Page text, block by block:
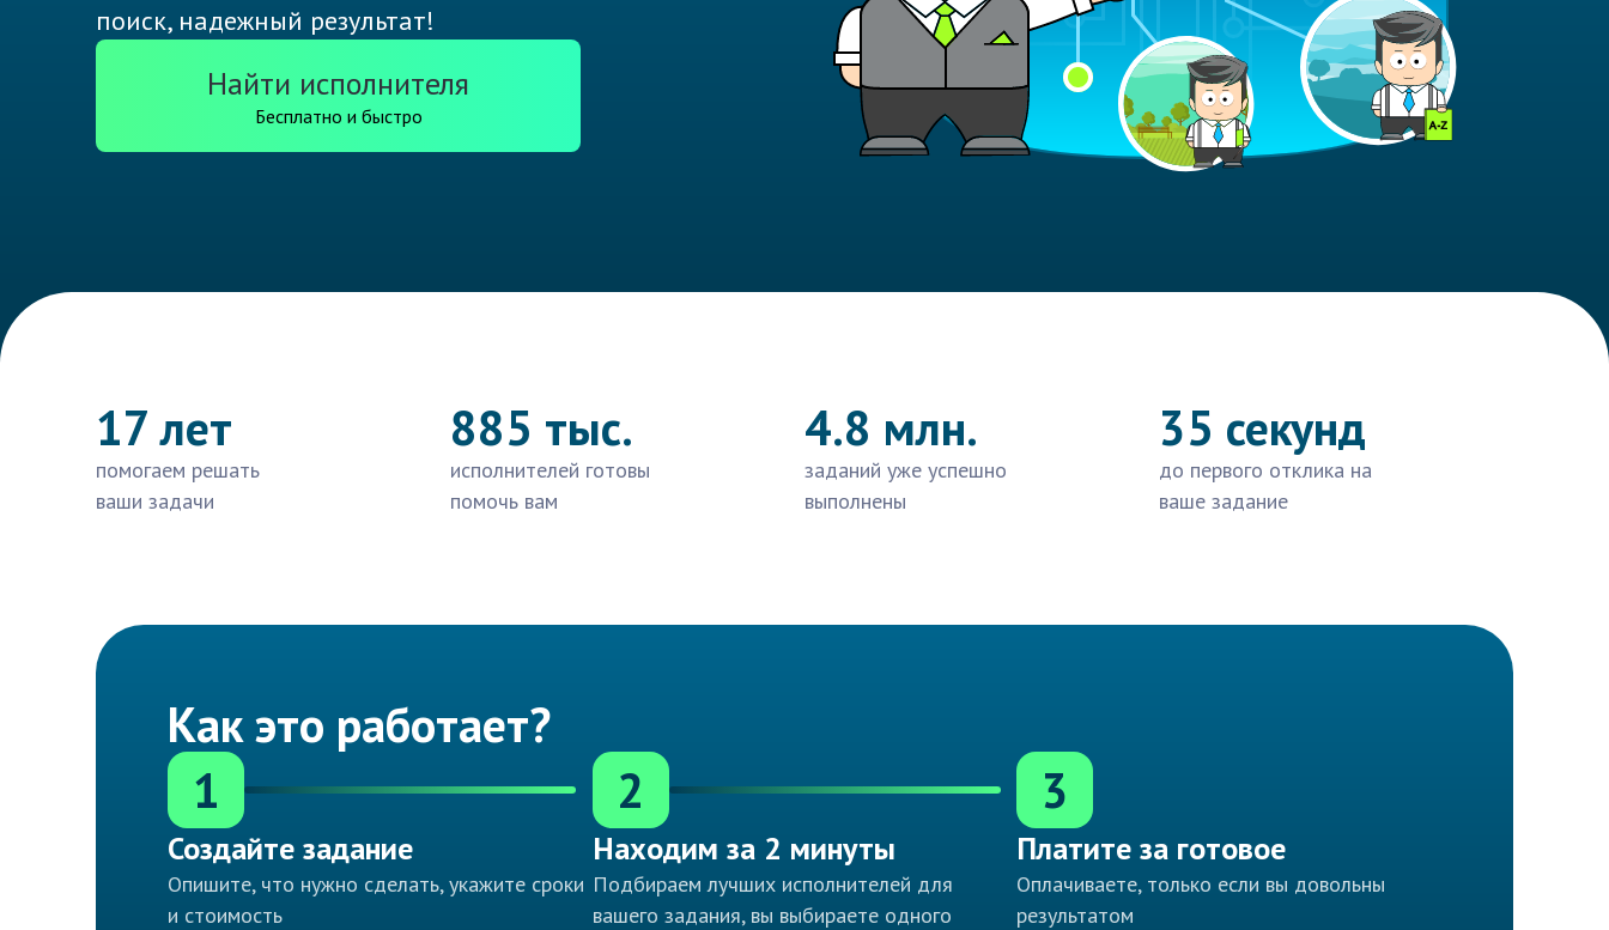
поиск, надежный результат!
Найти исполнителя
Бесплатно и быстро
17 лет
помогаем решать
ваши задачи
885 тыс.
исполнителей готовы
помочь вам
4.8 млн.
заданий уже успешно
выполнены
35 секунд
до первого отклика на
ваше задание
Как это работает?
1
Создайте задание
Опишите, что нужно сделать, укажите сроки
и стоимость
2
Находим за 2 минуты
Подбираем лучших исполнителей для
вашего задания, вы выбираете одного
3
Платите за готовое
Оплачиваете, только если вы довольны
результатом